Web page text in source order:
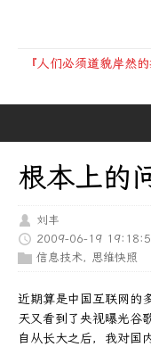
『人们必须道貌岸然
根本上的
刘丰
2009-06-19
信息技术, 思维快照
近期算是中国互联网的
天又看到了央视曝光谷
自从长大之后，我对国